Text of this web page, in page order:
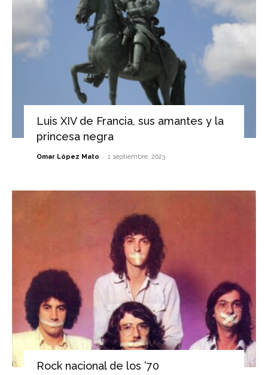
Luis XIV de Francia, sus amantes y la
princesa negra
Omar López Mato - 1 septiembre, 2023
Rock nacional de los ’70